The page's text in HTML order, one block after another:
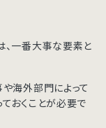
、一番大事な要素と
海外部門によって
おくことが必要で